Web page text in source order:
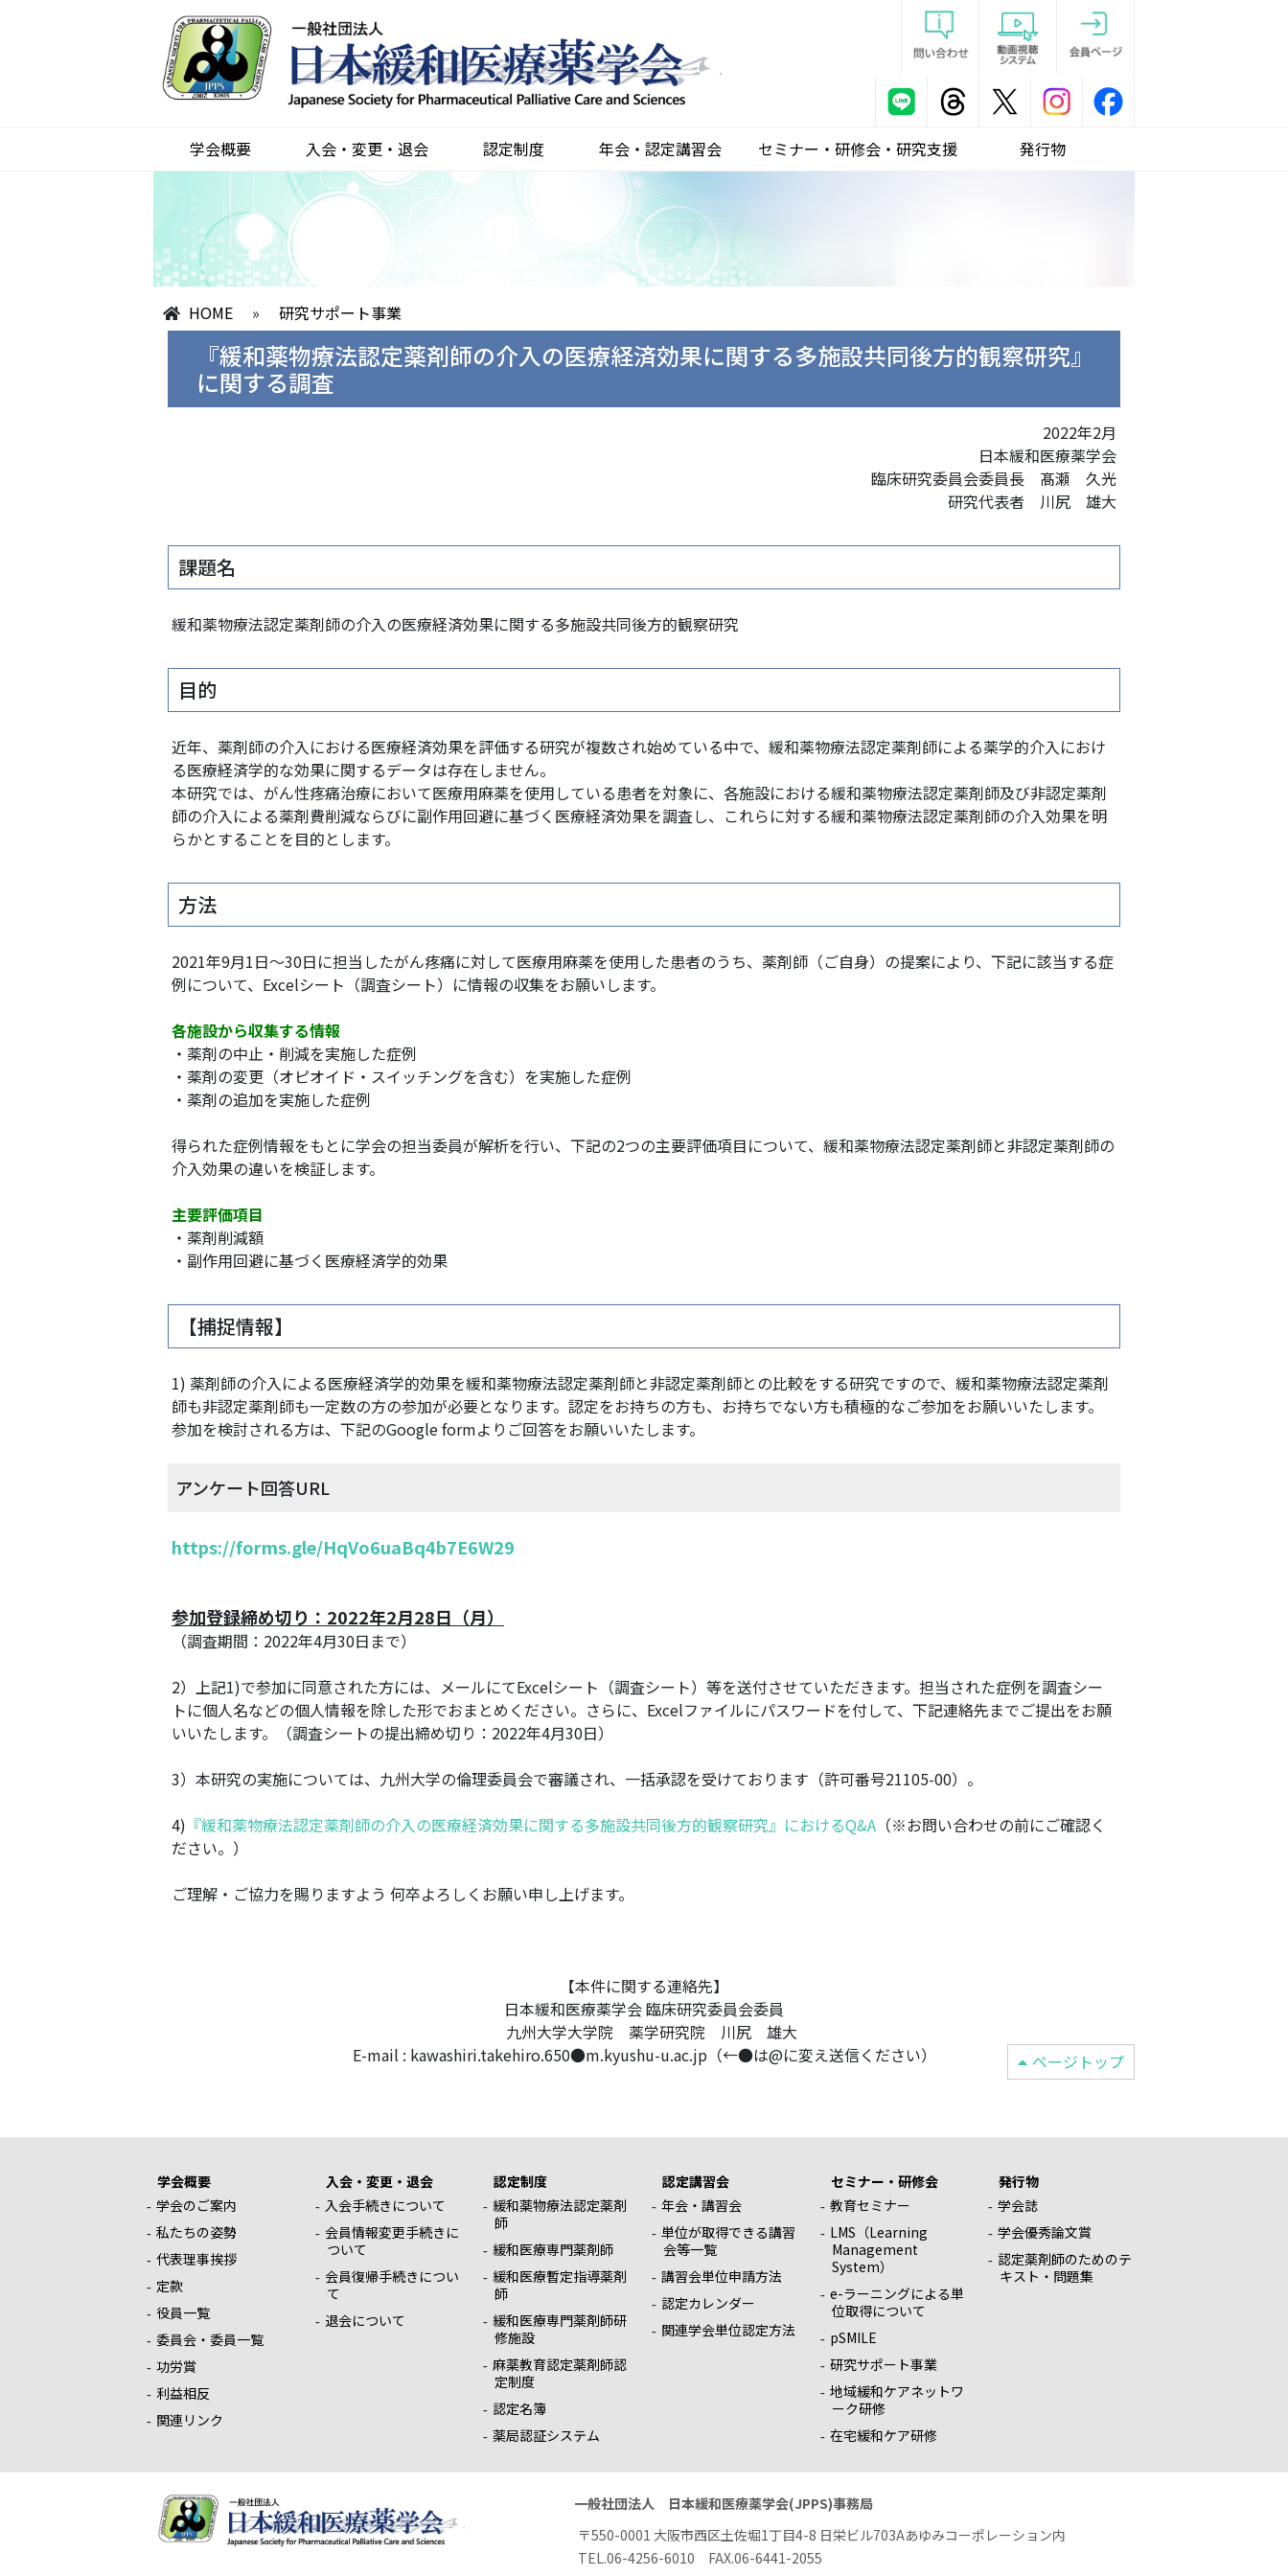
学会概要 入会・変更・退会 認定制度 年会・認定講習会 セミナー・研修会・研究支援 発行物
HOME » 研究サポート事業
『緩和薬物療法認定薬剤師の介入の医療経済効果に関する多施設共同後方的観察研究』
に関する調査
2022年2月
日本緩和医療薬学会
臨床研究委員会委員長 髙瀬 久光
研究代表者 川尻 雄大
課題名
緩和薬物療法認定薬剤師の介入の医療経済効果に関する多施設共同後方的観察研究
目的
近年、薬剤師の介入における医療経済効果を評価する研究が複数され始めている中で、緩和薬物療法認定薬剤師による薬学的介入におけ
る医療経済学的な効果に関するデータは存在しません。
本研究では、がん性疼痛治療において医療用麻薬を使用している患者を対象に、各施設における緩和薬物療法認定薬剤師及び非認定薬剤
師の介入による薬剤費削減ならびに副作用回避に基づく医療経済効果を調査し、これらに対する緩和薬物療法認定薬剤師の介入効果を明
らかとすることを目的とします。
方法
2021年9月1日～30日に担当したがん疼痛に対して医療用麻薬を使用した患者のうち、薬剤師（ご自身）の提案により、下記に該当する症
例について、Excelシート（調査シート）に情報の収集をお願いします。
各施設から収集する情報
・薬剤の中止・削減を実施した症例
・薬剤の変更（オピオイド・スイッチングを含む）を実施した症例
・薬剤の追加を実施した症例
得られた症例情報をもとに学会の担当委員が解析を行い、下記の2つの主要評価項目について、緩和薬物療法認定薬剤師と非認定薬剤師の
介入効果の違いを検証します。
主要評価項目
・薬剤削減額
・副作用回避に基づく医療経済学的効果
【捕捉情報】
1) 薬剤師の介入による医療経済学的効果を緩和薬物療法認定薬剤師と非認定薬剤師との比較をする研究ですので、緩和薬物療法認定薬剤
師も非認定薬剤師も一定数の方の参加が必要となります。認定をお持ちの方も、お持ちでない方も積極的なご参加をお願いいたします。
参加を検討される方は、下記のGoogle formよりご回答をお願いいたします。
アンケート回答URL
https://forms.gle/HqVo6uaBq4b7E6W29
参加登録締め切り：2022年2月28日（月）
（調査期間：2022年4月30日まで）
2）上記1)で参加に同意された方には、メールにてExcelシート（調査シート）等を送付させていただきます。担当された症例を調査シー
トに個人名などの個人情報を除した形でおまとめください。さらに、Excelファイルにパスワードを付して、下記連絡先までご提出をお願
いいたします。（調査シートの提出締め切り：2022年4月30日）
3）本研究の実施については、九州大学の倫理委員会で審議され、一括承認を受けております（許可番号21105-00）。
4) 『緩和薬物療法認定薬剤師の介入の医療経済効果に関する多施設共同後方的観察研究』におけるQ&A （※お問い合わせの前にご確認く
ださい。）
ご理解・ご協力を賜りますよう 何卒よろしくお願い申し上げます。
【本件に関する連絡先】
日本緩和医療薬学会 臨床研究委員会委員
九州大学大学院 薬学研究院 川尻 雄大
E-mail : kawashiri.takehiro.650●m.kyushu-u.ac.jp（←●は@に変え送信ください）
ページトップ
学会概要
学会のご案内
私たちの姿勢
代表理事挨拶
定款
役員一覧
委員会・委員一覧
功労賞
利益相反
関連リンク
入会・変更・退会
入会手続きについて
会員情報変更手続きに
ついて
会員復帰手続きについ
て
退会について
認定制度
緩和薬物療法認定薬剤
師
緩和医療専門薬剤師
緩和医療暫定指導薬剤
師
緩和医療専門薬剤師研
修施設
麻薬教育認定薬剤師認
定制度
認定名簿
薬局認証システム
認定講習会
年会・講習会
単位が取得できる講習
会等一覧
講習会単位申請方法
認定カレンダー
関連学会単位認定方法
セミナー・研修会
教育セミナー
LMS（Learning
Management
System）
e-ラーニングによる単
位取得について
pSMILE
研究サポート事業
地域緩和ケアネットワ
ーク研修
在宅緩和ケア研修
発行物
学会誌
学会優秀論文賞
認定薬剤師のためのテ
キスト・問題集
一般社団法人 日本緩和医療薬学会(JPPS)事務局
〒550-0001 大阪市西区土佐堀1丁目4-8 日栄ビル703Aあゆみコーポレーション内
TEL.06-4256-6010 FAX.06-6441-2055